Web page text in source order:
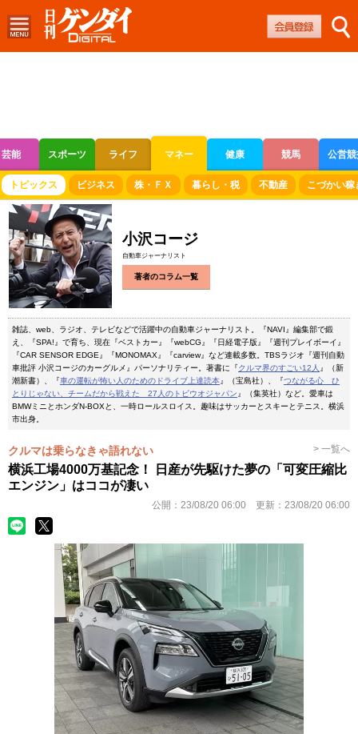
芸能 スポーツ ライフ マネー 健康 競馬 公営
ボートレース 競輪 オートレース
トピックス ビジネス 株・ＦＸ 暮らし・税 不動産 こづかい稼
小沢コージ
自動車ジャーナリスト
著者のコラム一覧
雑誌、web、ラジオ、テレビなどで活躍中の自動車ジャーナリスト。『NAVI』編集部で鍛
え、『SPA!』で育ち、現在『ベストカー』『webCG』『日経電子版』『週刊プレイボーイ』
『CAR SENSOR EDGE』『MONOMAX』『carview』など連載多数。TBSラジオ『週刊自動
車批評 小沢コージのカーグルメ』パーソナリティー。著書に『クルマ界のすごい12人 』（新
潮新書）、『車の運転が怖い人のためのドライブ上達読本』（宝島社）、『つながる心 ひ
とりじゃない、チームだから戦えた 27人のトビウオジャパン 』（集英社）など。愛車は
BMWミニとホンダN-BOXと、一時ロールスロイス。趣味はサッカーとスキーとテニス。横浜
市出身。
クルマは乗らなきゃ語れない > 一覧へ
横浜工場4000万基記念！ 日産が先駆けた夢の「可変圧縮比
エンジン」はココが凄い
公開： 23/08/20 06:00 更新： 23/08/20 06:00